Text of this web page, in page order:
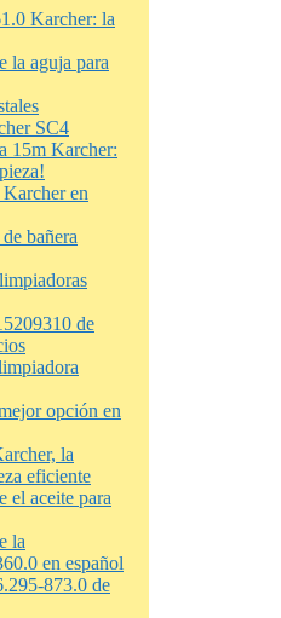
Karcher: la
la aguja para
SC4
15m Karcher:
en
bañera
de
opción en
la
eficiente
el aceite para
la
en español
873.0 de